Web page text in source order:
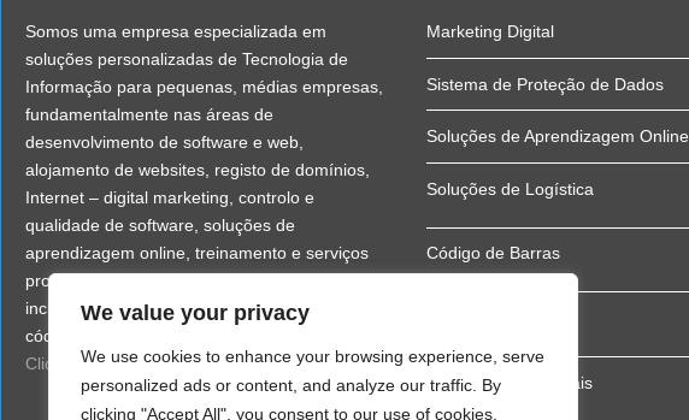
We value your privacy
We use cookies to enhance your browsing experience, serve
personalized ads or content, and analyze our traffic. By
clicking "Accept All", you consent to our use of cookies.
Somos uma empresa especializada em
soluções personalizadas de Tecnologia de
Informação para pequenas, médias empresas,
fundamentalmente nas áreas de
desenvolvimento de software e web,
alojamento de websites, registo de domínios,
Internet – digital marketing, controlo e
qualidade de software, soluções de
aprendizagem online, treinamento e serviços
profissionais e vendas de soluções logísticas,
incluindo desenvolvimento de lojas online e
códigos de barras.
Clique aqui para mais informações
Marketing Digital
Sistema de Proteção de Dados
Soluções de Aprendizagem Online
Soluções de Logística
Código de Barras
Serviços Profissionais